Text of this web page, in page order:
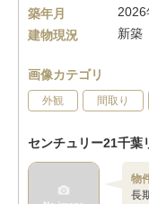
築年月
2026
建物現況
新築
画像カテゴリ
外観 間取り
センチュリー21千葉
物
長